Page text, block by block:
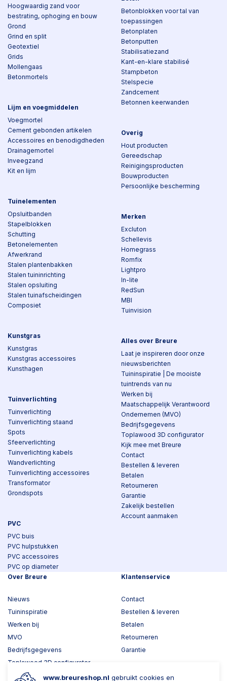
Hoogwaardig zand voor
bestrating, ophoging en bouw
Grond
Grind en split
Geotextiel
Grids
Mollengaas
Betonmortels
Lijm en voegmiddelen
Voegmortel
Cement gebonden artikelen
Accessoires en benodigdheden
Drainagemortel
Inveegzand
Kit en lijm
Tuinelementen
Opsluitbanden
Stapelblokken
Schutting
Betonelementen
Afwerkrand
Stalen plantenbakken
Stalen tuininrichting
Stalen opsluiting
Stalen tuinafscheidingen
Composiet
Kunstgras
Kunstgras
Kunstgras accessoires
Kunsthagen
Tuinverlichting
Tuinverlichting
Tuinverlichting staand
Spots
Sfeerverlichting
Tuinverlichting kabels
Wandverlichting
Tuinverlichting accessoires
Transformator
Grondspots
PVC
PVC buis
PVC hulpstukken
PVC accessoires
PVC op diameter
Betonblokken voor tal van
toepassingen
Betonplaten
Betonputten
Stabilisatiezand
Kant-en-klare stabilisé
Stampbeton
Stelspecie
Zandcement
Betonnen keerwanden
Overig
Hout producten
Gereedschap
Reinigingsproducten
Bouwproducten
Persoonlijke bescherming
Merken
Excluton
Schellevis
Homegrass
Romfix
Lightpro
In-lite
RedSun
MBI
Tuinvision
Alles over Breure
Laat je inspireren door onze
nieuwsberichten
Tuininspiratie | De mooiste
tuintrends van nu
Werken bij
Maatschappelijk Verantwoord
Ondernemen (MVO)
Bedrijfsgegevens
Toplawood 3D configurator
Kijk mee met Breure
Contact
Bestellen & leveren
Betalen
Retourneren
Garantie
Zakelijk bestellen
Account aanmaken
Over Breure
Nieuws
Tuininspiratie
Werken bij
MVO
Bedrijfsgegevens
Toplawood 3D configurator
Kijk mee met Breure
Klantenservice
Contact
Bestellen & leveren
Betalen
Retourneren
Garantie
www.breureshop.nl gebruikt cookies en